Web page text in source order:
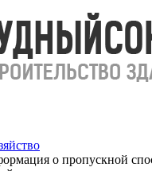
о пропускной